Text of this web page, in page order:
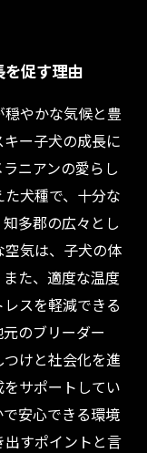
を促す理由
やかな気候と豊
ー子犬の成長に
ニアンの愛らし
犬種で、十分な
多郡の広々とし
気は、子犬の体
た、適度な温度
スを軽減できる
のブリーダー
けと社会化を進
サポートしてい
安心できる環境
すポイントと言